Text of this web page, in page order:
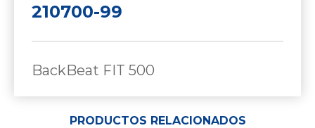
210700-99
BackBeat FIT 500
PRODUCTOS RELACIONADOS